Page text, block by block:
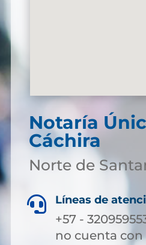
Notaría
Cáchira
Norte de
 Líneas de
+57 -
no cuenta con